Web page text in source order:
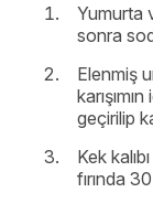
Yumurta
sonra
Elenmiş
geçirilip
Kek
fırında